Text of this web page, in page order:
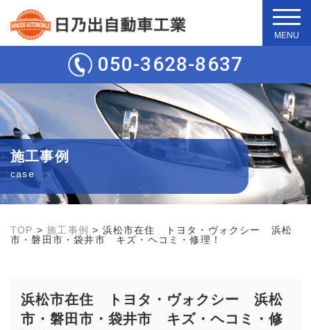
t
o
g
e
n
a
v
g
a
t
i
o
050-3628-8637
施工事例
case
TOP >施工事例 > 浜松市在住 トヨタ・ヴォクシー 浜松
市・磐田市・袋井市 キズ・ヘコミ・修理！
浜松市在住 トヨタ・ヴォクシー 浜松
市・磐田市・袋井市 キズ・ヘコミ・修